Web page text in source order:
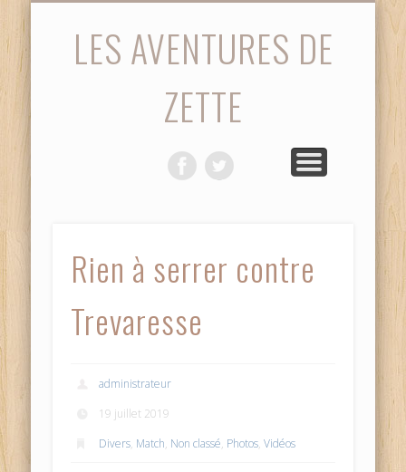
LES AVENTURES DE
ZETTE
Rien à serrer contre
Trevaresse
administrateur
19 juillet 2019
Divers, Match, Non classé, Photos,Vidéos